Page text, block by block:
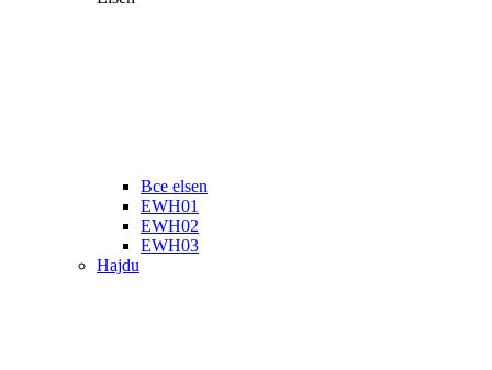
Все elsen
EWH01
EWH02
EWH03
Hajdu